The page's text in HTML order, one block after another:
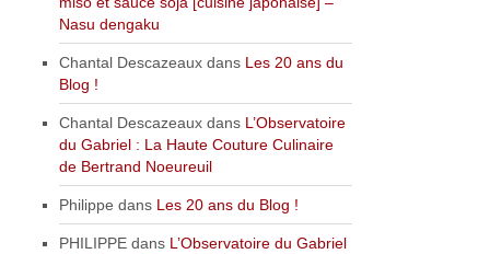
Nasu dengaku
Chantal Descazeaux dans Les 20 ans du
Blog !
Chantal Descazeaux dans L’Observatoire
du Gabriel : La Haute Couture Culinaire
de Bertrand Noeureuil
Philippe dans Les 20 ans du Blog !
PHILIPPE dans L’Observatoire du Gabriel